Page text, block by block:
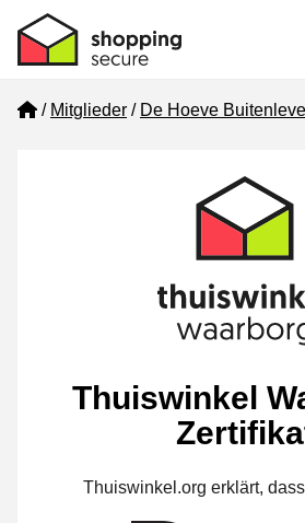
Home
Mitglieder De Hoeve
Thuiswinkel
Thuiswinkel.org erklärt,